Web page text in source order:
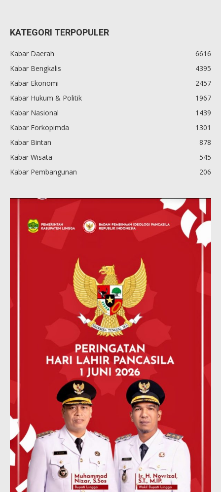
KATEGORI TERPOPULER
Kabar Daerah
6616
Kabar Bengkalis
4395
Kabar Ekonomi
2457
Kabar Hukum & Politik
1967
Kabar Nasional
1439
Kabar Forkopimda
1301
Kabar Bintan
878
Kabar Wisata
545
Kabar Pembangunan
206